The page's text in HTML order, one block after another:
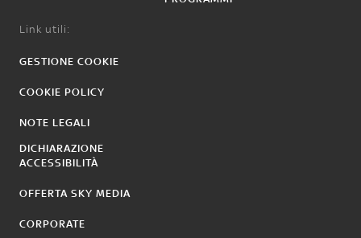
Link utili:
GESTIONE COOKIE
COOKIE POLICY
NOTE LEGALI
DICHIARAZIONE
ACCESSIBILITÀ
OFFERTA SKY MEDIA
CORPORATE